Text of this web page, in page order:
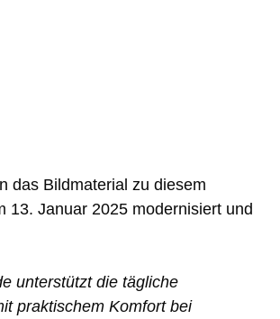
das Bildmaterial zu diesem
13. Januar 2025 modernisiert und
unterstützt die tägliche
praktischem Komfort bei